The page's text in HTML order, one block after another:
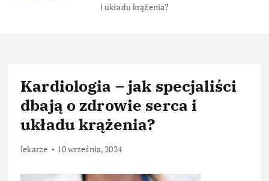
t
i układu krążenia?
Kardiologia – jak specjaliści
dbają o zdrowie serca i
układu krążenia?
lekarze 10 września, 2024